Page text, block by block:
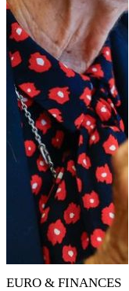
EURO & FINANCES